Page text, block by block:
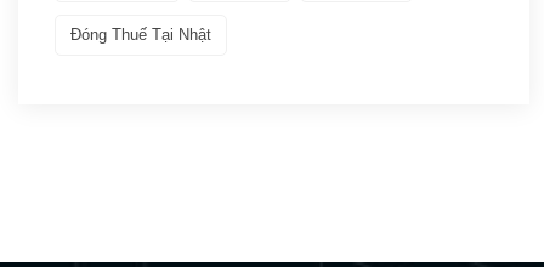
Đóng Thuế Tại Nhật